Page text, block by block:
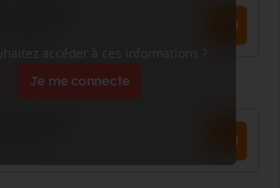
accéder à ces informations ?
Je me connecte